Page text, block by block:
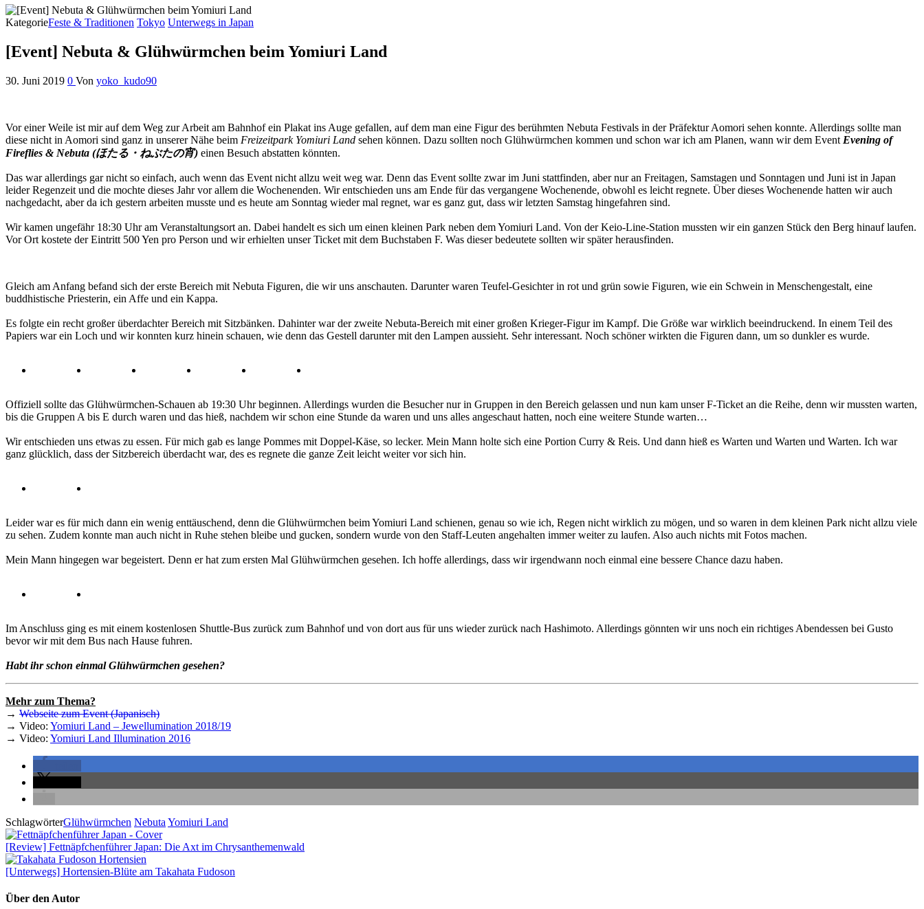
KategorieFeste & Traditionen Tokyo Unterwegs in Japan
[Event] Nebuta & Glühwürmchen beim Yomiuri Land
30. Juni 2019 0 Von yoko_kudo90
Vor einer Weile ist mir auf dem Weg zur Arbeit am Bahnhof ein Plakat ins Auge gefallen, auf dem man eine Figur des berühmten Nebuta Festivals in der Präfektur Aomori sehen konnte. Allerdings sollte man
diese nicht in Aomori sind ganz in unserer Nähe beim Freizeitpark Yomiuri Land sehen können. Dazu sollten noch Glühwürmchen kommen und schon war ich am Planen, wann wir dem Event Evening of
Fireflies & Nebuta (ほたる・ねぶたの宵) einen Besuch abstatten könnten.
Das war allerdings gar nicht so einfach, auch wenn das Event nicht allzu weit weg war. Denn das Event sollte zwar im Juni stattfinden, aber nur an Freitagen, Samstagen und Sonntagen und Juni ist in Japan
leider Regenzeit und die mochte dieses Jahr vor allem die Wochenenden. Wir entschieden uns am Ende für das vergangene Wochenende, obwohl es leicht regnete. Über dieses Wochenende hatten wir auch
nachgedacht, aber da ich gestern arbeiten musste und es heute am Sonntag wieder mal regnet, war es ganz gut, dass wir letzten Samstag hingefahren sind.
Wir kamen ungefähr 18:30 Uhr am Veranstaltungsort an. Dabei handelt es sich um einen kleinen Park neben dem Yomiuri Land. Von der Keio-Line-Station mussten wir ein ganzen Stück den Berg hinauf laufen.
Vor Ort kostete der Eintritt 500 Yen pro Person und wir erhielten unser Ticket mit dem Buchstaben F. Was dieser bedeutete sollten wir später herausfinden.
Gleich am Anfang befand sich der erste Bereich mit Nebuta Figuren, die wir uns anschauten. Darunter waren Teufel-Gesichter in rot und grün sowie Figuren, wie ein Schwein in Menschengestalt, eine
buddhistische Priesterin, ein Affe und ein Kappa.
Es folgte ein recht großer überdachter Bereich mit Sitzbänken. Dahinter war der zweite Nebuta-Bereich mit einer großen Krieger-Figur im Kampf. Die Größe war wirklich beeindruckend. In einem Teil des
Papiers war ein Loch und wir konnten kurz hinein schauen, wie denn das Gestell darunter mit den Lampen aussieht. Sehr interessant. Noch schöner wirkten die Figuren dann, um so dunkler es wurde.
Offiziell sollte das Glühwürmchen-Schauen ab 19:30 Uhr beginnen. Allerdings wurden die Besucher nur in Gruppen in den Bereich gelassen und nun kam unser F-Ticket an die Reihe, denn wir mussten warten,
bis die Gruppen A bis E durch waren und das hieß, nachdem wir schon eine Stunde da waren und uns alles angeschaut hatten, noch eine weitere Stunde warten…
Wir entschieden uns etwas zu essen. Für mich gab es lange Pommes mit Doppel-Käse, so lecker. Mein Mann holte sich eine Portion Curry & Reis. Und dann hieß es Warten und Warten und Warten. Ich war
ganz glücklich, dass der Sitzbereich überdacht war, des es regnete die ganze Zeit leicht weiter vor sich hin.
Leider war es für mich dann ein wenig enttäuschend, denn die Glühwürmchen beim Yomiuri Land schienen, genau so wie ich, Regen nicht wirklich zu mögen, und so waren in dem kleinen Park nicht allzu viele
zu sehen. Zudem konnte man auch nicht in Ruhe stehen bleibe und gucken, sondern wurde von den Staff-Leuten angehalten immer weiter zu laufen. Also auch nichts mit Fotos machen.
Mein Mann hingegen war begeistert. Denn er hat zum ersten Mal Glühwürmchen gesehen. Ich hoffe allerdings, dass wir irgendwann noch einmal eine bessere Chance dazu haben.
Im Anschluss ging es mit einem kostenlosen Shuttle-Bus zurück zum Bahnhof und von dort aus für uns wieder zurück nach Hashimoto. Allerdings gönnten wir uns noch ein richtiges Abendessen bei Gusto
bevor wir mit dem Bus nach Hause fuhren.
Habt ihr schon einmal Glühwürmchen gesehen?
Mehr zum Thema?
→ Webseite zum Event (Japanisch)
→ Video: Yomiuri Land – Jewellumination 2018/19
→ Video: Yomiuri Land Illumination 2016
SchlagwörterGlühwürmchen Nebuta Yomiuri Land
[Review] Fettnäpfchenführer Japan: Die Axt im Chrysanthemenwald
[Unterwegs] Hortensien-Blüte am Takahata Fudoson
Über den Autor